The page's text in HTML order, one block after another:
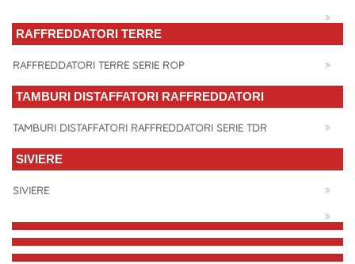
RAFFREDDATORI TERRE
RAFFREDDATORI TERRE SERIE ROP
TAMBURI DISTAFFATORI RAFFREDDATORI
TAMBURI DISTAFFATORI RAFFREDDATORI SERIE TDR
SIVIERE
SIVIERE